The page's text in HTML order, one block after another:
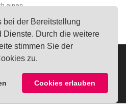
bei der Bereitstellung
Dienste. Durch die weitere
stimmen Sie der
zu.
Cookies erlauben
einen …